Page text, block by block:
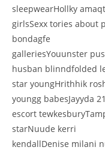
sleepwearHollky
girlsSexx tories about
bondagfe
galleriesYouunster
husban blinndfolded
star youngHrithhik
youngg babesJayyda 21
escort
starNuude kerri
kendallDenise milani